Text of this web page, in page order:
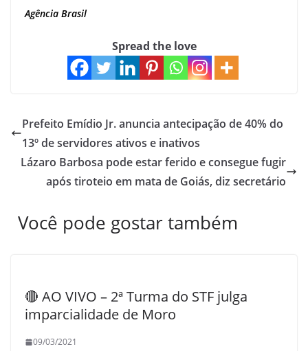
Agência Brasil
Spread the love
Prefeito Emídio Jr. anuncia antecipação de 40% do
13º de servidores ativos e inativos
Lázaro Barbosa pode estar ferido e consegue fugir
após tiroteio em mata de Goiás, diz secretário
Você pode gostar também
🔴 AO VIVO – 2ª Turma do STF julga
imparcialidade de Moro
09/03/2021